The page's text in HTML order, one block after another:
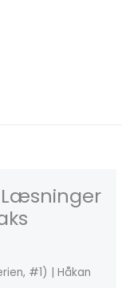
#1) | Håkan